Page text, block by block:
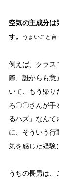
空気の主成分
す。
うまいこと言
例えば、クラス
際、誰からも意
いて、もう帰
ろ〇〇さんが手
るハズ」なんて
に、そういう行
気を感じた経験
うちの長男は、